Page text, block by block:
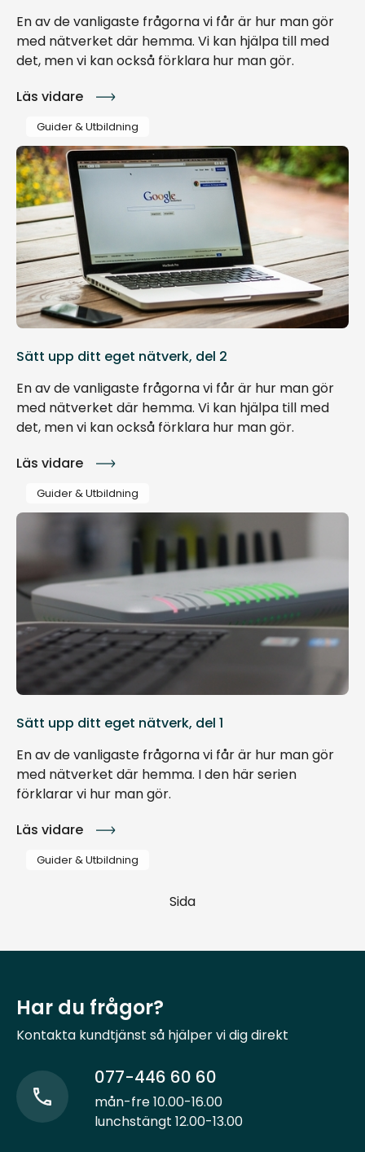
En av de vanligaste frågorna vi får är hur man gör
med nätverket där hemma. Vi kan hjälpa till med
det, men vi kan också förklara hur man gör.
Läs vidare
Guider & Utbildning
Sätt upp ditt eget nätverk, del 2
En av de vanligaste frågorna vi får är hur man gör
med nätverket där hemma. Vi kan hjälpa till med
det, men vi kan också förklara hur man gör.
Läs vidare
Guider & Utbildning
Sätt upp ditt eget nätverk, del 1
En av de vanligaste frågorna vi får är hur man gör
med nätverket där hemma. I den här serien
förklarar vi hur man gör.
Läs vidare
Guider & Utbildning
Sida
Har du frågor?
Kontakta kundtjänst så hjälper vi dig direkt
077-446 60 60
mån-fre 10.00-16.00
lunchstängt 12.00-13.00